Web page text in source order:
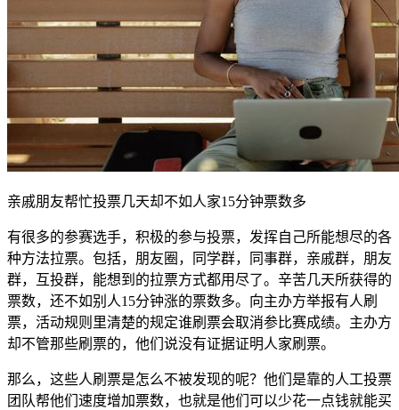
亲戚朋友帮忙投票几天却不如人家15分钟票数多
有很多的参赛选手，积极的参与投票，发挥自己所能想尽的各
种方法拉票。包括，朋友圈，同学群，同事群，亲戚群，朋友
群，互投群，能想到的拉票方式都用尽了。辛苦几天所获得的
票数，还不如别人15分钟涨的票数多。向主办方举报有人刷
票，活动规则里清楚的规定谁刷票会取消参比赛成绩。主办方
却不管那些刷票的，他们说没有证据证明人家刷票。
那么，这些人刷票是怎么不被发现的呢？他们是靠的人工投票
团队帮他们速度增加票数，也就是他们可以少花一点钱就能买